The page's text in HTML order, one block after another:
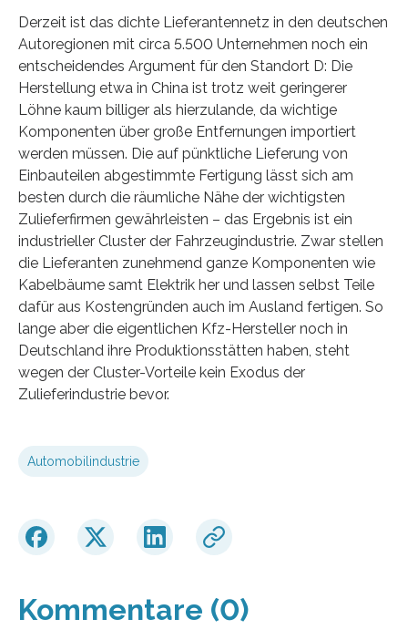
Derzeit ist das dichte Lieferantennetz in den deutschen
Autoregionen mit circa 5.500 Unternehmen noch ein
entscheidendes Argument für den Standort D: Die
Herstellung etwa in China ist trotz weit geringerer
Löhne kaum billiger als hierzulande, da wichtige
Komponenten über große Entfernungen importiert
werden müssen. Die auf pünktliche Lieferung von
Einbauteilen abgestimmte Fertigung lässt sich am
besten durch die räumliche Nähe der wichtigsten
Zulieferfirmen gewährleisten – das Ergebnis ist ein
industrieller Cluster der Fahrzeugindustrie. Zwar stellen
die Lieferanten zunehmend ganze Komponenten wie
Kabelbäume samt Elektrik her und lassen selbst Teile
dafür aus Kostengründen auch im Ausland fertigen. So
lange aber die eigentlichen Kfz-Hersteller noch in
Deutschland ihre Produktionsstätten haben, steht
wegen der Cluster-Vorteile kein Exodus der
Zulieferindustrie bevor.
Automobilindustrie
Kommentare (0)